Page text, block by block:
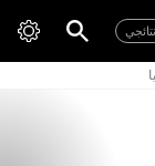
نتائجي